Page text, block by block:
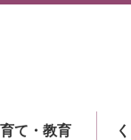
て・教育